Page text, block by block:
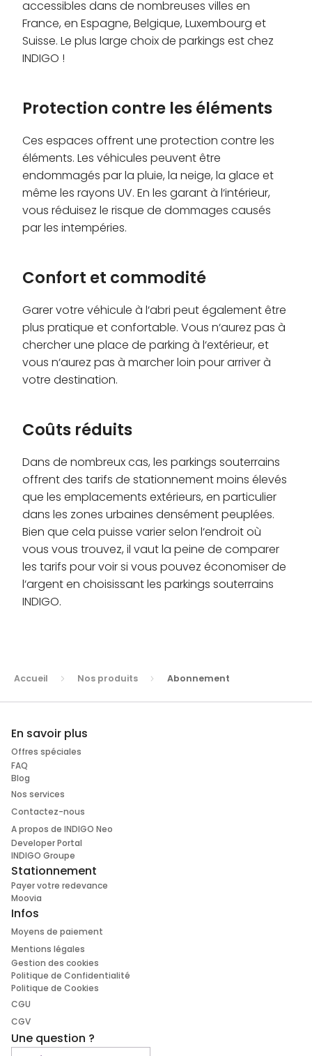
accessibles dans de nombreuses villes en
France, en Espagne, Belgique, Luxembourg et
Suisse. Le plus large choix de parkings est chez
INDIGO !
Protection contre les éléments
Ces espaces offrent une protection contre les
éléments. Les véhicules peuvent être
endommagés par la pluie, la neige, la glace et
même les rayons UV. En les garant à l‘intérieur,
vous réduisez le risque de dommages causés
par les intempéries.
Confort et commodité
Garer votre véhicule à l‘abri peut également être
plus pratique et confortable. Vous n‘aurez pas à
chercher une place de parking à l‘extérieur, et
vous n‘aurez pas à marcher loin pour arriver à
votre destination.
Coûts réduits
Dans de nombreux cas, les parkings souterrains
offrent des tarifs de stationnement moins élevés
que les emplacements extérieurs, en particulier
dans les zones urbaines densément peuplées.
Bien que cela puisse varier selon l‘endroit où
vous vous trouvez, il vaut la peine de comparer
les tarifs pour voir si vous pouvez économiser de
l‘argent en choisissant les parkings souterrains
INDIGO.
Accueil Nos produits Abonnement
En savoir plus
Offres spéciales
FAQ
Blog
Nos services
Contactez-nous
A propos de INDIGO Neo
Developer Portal
INDIGO Groupe
Stationnement
Payer votre redevance
Moovia
Infos
Moyens de paiement
Mentions légales
Gestion des cookies
Politique de Confidentialité
Politique de Cookies
CGU
CGV
Une question ?